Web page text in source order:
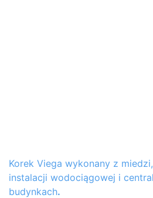
Korek Viega wykonany z
instalacji wodociągowej i
budynkach.